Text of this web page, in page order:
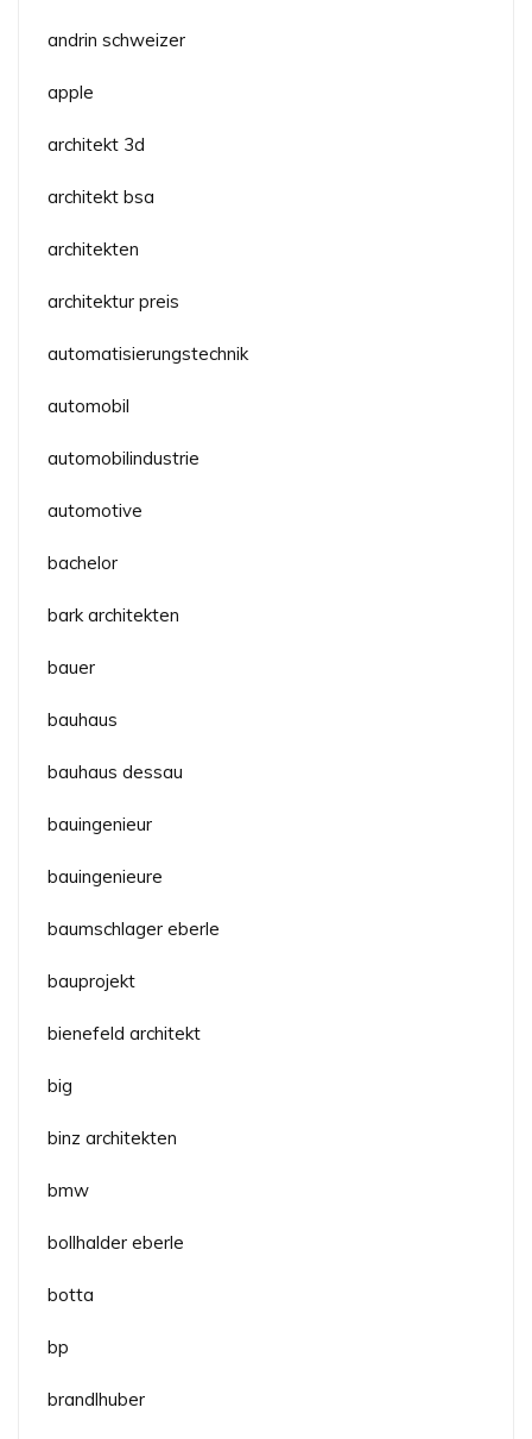
andrin schweizer
apple
architekt 3d
architekt bsa
architekten
architektur preis
automatisierungstechnik
automobil
automobilindustrie
automotive
bachelor
bark architekten
bauer
bauhaus
bauhaus dessau
bauingenieur
bauingenieure
baumschlager eberle
bauprojekt
bienefeld architekt
big
binz architekten
bmw
bollhalder eberle
botta
bp
brandlhuber